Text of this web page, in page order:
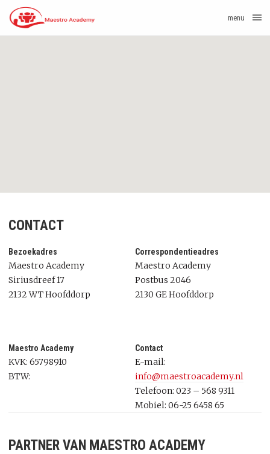
menu
CONTACT
Bezoekadres
Maestro Academy
Siriusdreef 17
2132 WT Hoofddorp
Correspondentieadres
Maestro Academy
Postbus 2046
2130 GE Hoofddorp
Maestro Academy
KVK: 65798910
BTW:
Contact
E-mail:
info@maestroacademy.nl
Telefoon: 023 – 568 9311
Mobiel: 06-25 6458 65
PARTNER VAN MAESTRO ACADEMY